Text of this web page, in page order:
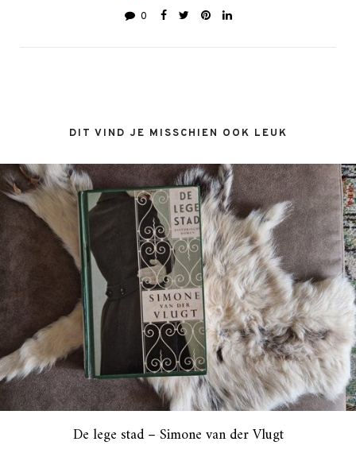
0
DIT VIND JE MISSCHIEN OOK LEUK
De lege stad – Simone van der Vlugt